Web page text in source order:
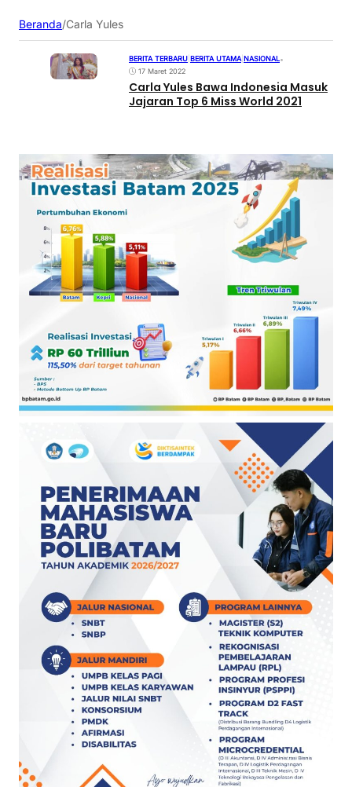
Beranda/Carla Yules
BERITA TERBARU BERITA UTAMA NASIONAL•
17 Maret 2022
Carla Yules Bawa Indonesia Masuk
Jajaran Top 6 Miss World 2021